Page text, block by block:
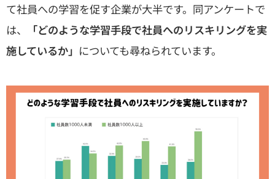
て社員への学習を促す企業が大半です。同アンケートで
は、
「どのような学習手段で社員へのリスキリングを実
施しているか」 についても尋ねられています。